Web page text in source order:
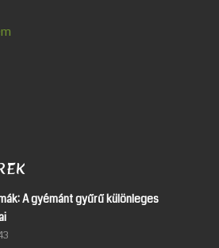
A gyémánt gyűrű különleges